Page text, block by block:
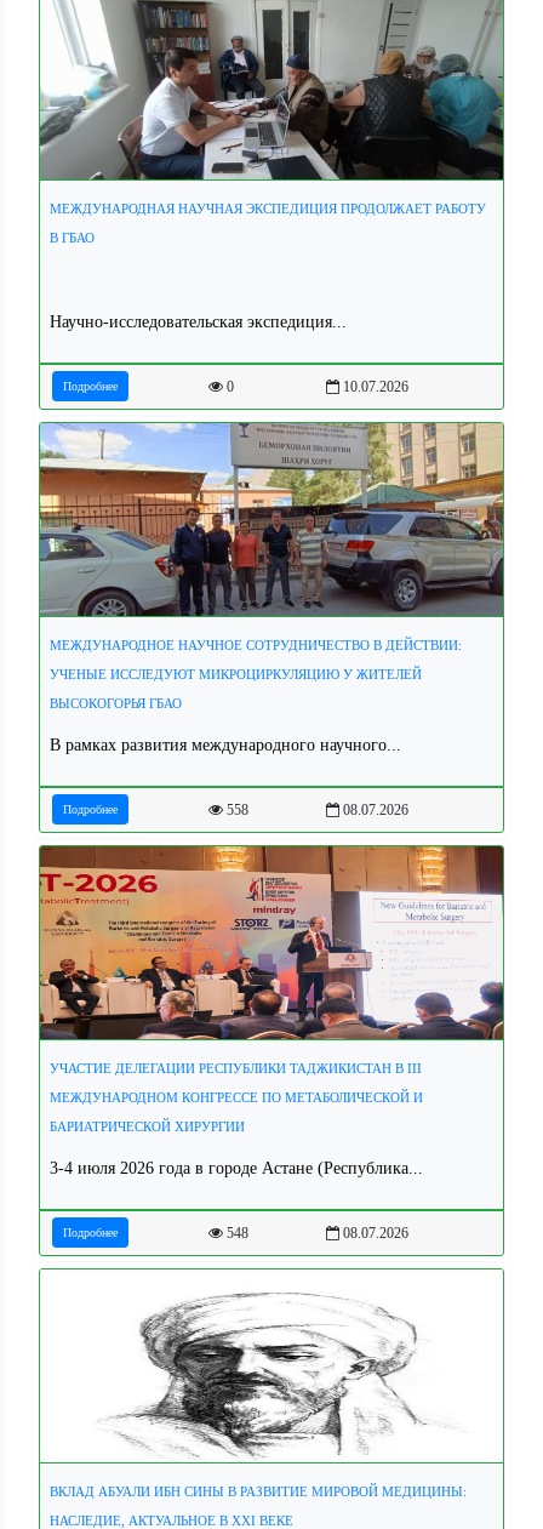
МЕЖДУНАРОДНАЯ НАУЧНАЯ ЭКСПЕДИЦИЯ ПРОДОЛЖАЕТ РАБОТУ
В ГБАО
Научно-исследовательская экспедиция...
Подробнее 0 10.07.2026
МЕЖДУНАРОДНОЕ НАУЧНОЕ СОТРУДНИЧЕСТВО В ДЕЙСТВИИ:
УЧЕНЫЕ ИССЛЕДУЮТ МИКРОЦИРКУЛЯЦИЮ У ЖИТЕЛЕЙ
ВЫСОКОГОРЬЯ ГБАО
В рамках развития международного научного...
Подробнее 558 08.07.2026
УЧАСТИЕ ДЕЛЕГАЦИИ РЕСПУБЛИКИ ТАДЖИКИСТАН В III
МЕЖДУНАРОДНОМ КОНГРЕССЕ ПО МЕТАБОЛИЧЕСКОЙ И
БАРИАТРИЧЕСКОЙ ХИРУРГИИ
3-4 июля 2026 года в городе Астане (Республика...
Подробнее 548 08.07.2026
ВКЛАД АБУАЛИ ИБН СИНЫ В РАЗВИТИЕ МИРОВОЙ МЕДИЦИНЫ:
НАСЛЕДИЕ, АКТУАЛЬНОЕ В XXI ВЕКЕ